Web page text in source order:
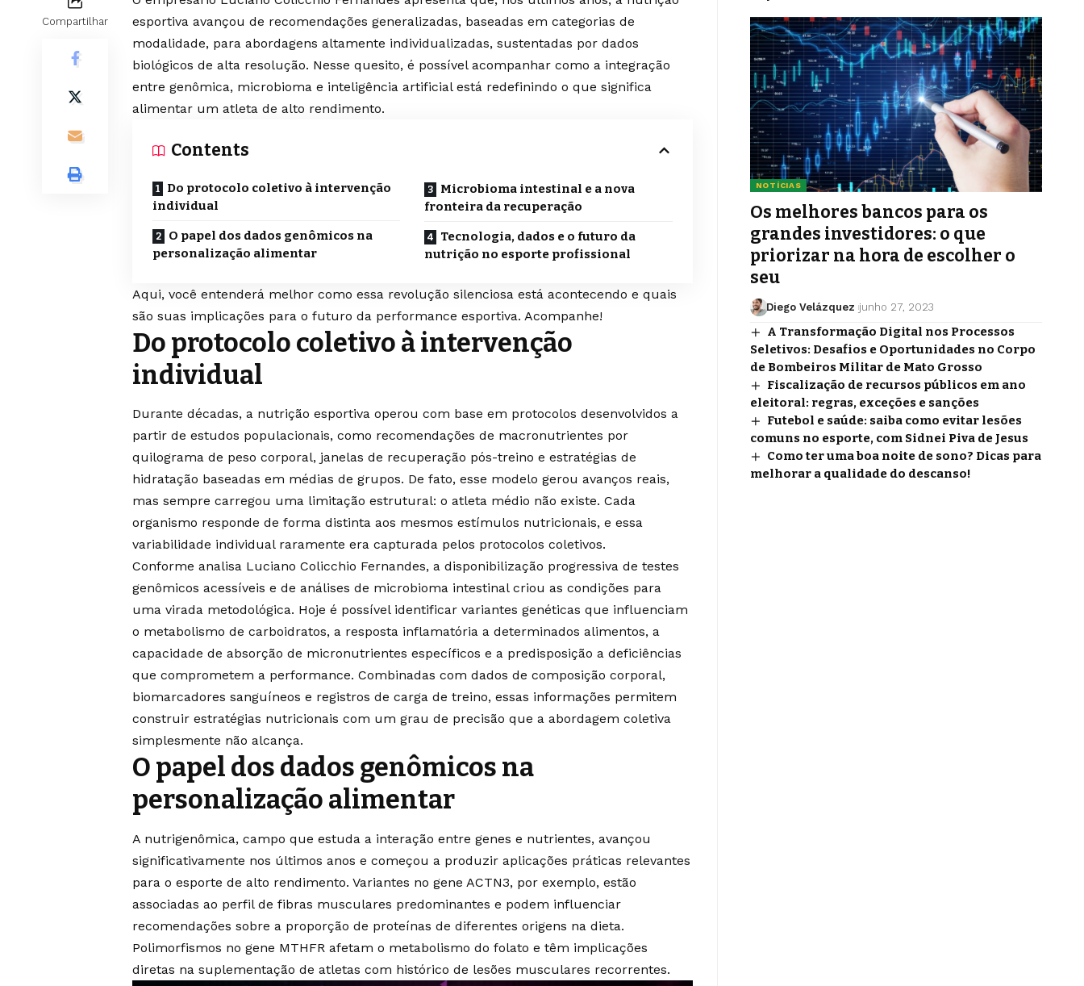
Compartilhar
esportiva avançou de recomendações generalizadas, baseadas em categorias de
modalidade, para abordagens altamente individualizadas, sustentadas por dados
biológicos de alta resolução. Nesse quesito, é possível acompanhar como a integração
entre genômica, microbioma e inteligência artificial está redefinindo o que significa
alimentar um atleta de alto rendimento.
Contents
Do protocolo coletivo à intervenção
individual
O papel dos dados genômicos na
personalização alimentar
Microbioma intestinal e a nova
fronteira da recuperação
Tecnologia, dados e o futuro da
nutrição no esporte profissional
Aqui, você entenderá melhor como essa revolução silenciosa está acontecendo e quais
são suas implicações para o futuro da performance esportiva. Acompanhe!
Do protocolo coletivo à intervenção
individual
Durante décadas, a nutrição esportiva operou com base em protocolos desenvolvidos a
partir de estudos populacionais, como recomendações de macronutrientes por
quilograma de peso corporal, janelas de recuperação pós-treino e estratégias de
hidratação baseadas em médias de grupos. De fato, esse modelo gerou avanços reais,
mas sempre carregou uma limitação estrutural: o atleta médio não existe. Cada
organismo responde de forma distinta aos mesmos estímulos nutricionais, e essa
variabilidade individual raramente era capturada pelos protocolos coletivos.
Conforme analisa Luciano Colicchio Fernandes, a disponibilização progressiva de testes
genômicos acessíveis e de análises de microbioma intestinal criou as condições para
uma virada metodológica. Hoje é possível identificar variantes genéticas que influenciam
o metabolismo de carboidratos, a resposta inflamatória a determinados alimentos, a
capacidade de absorção de micronutrientes específicos e a predisposição a deficiências
que comprometem a performance. Combinadas com dados de composição corporal,
biomarcadores sanguíneos e registros de carga de treino, essas informações permitem
construir estratégias nutricionais com um grau de precisão que a abordagem coletiva
simplesmente não alcança.
O papel dos dados genômicos na
personalização alimentar
A nutrigenômica, campo que estuda a interação entre genes e nutrientes, avançou
significativamente nos últimos anos e começou a produzir aplicações práticas relevantes
para o esporte de alto rendimento. Variantes no gene ACTN3, por exemplo, estão
associadas ao perfil de fibras musculares predominantes e podem influenciar
recomendações sobre a proporção de proteínas de diferentes origens na dieta.
Polimorfismos no gene MTHFR afetam o metabolismo do folato e têm implicações
diretas na suplementação de atletas com histórico de lesões musculares recorrentes.
NOTÍCIAS
Os melhores bancos para os
grandes investidores: o que
priorizar na hora de escolher o
seu
Diego Velázquez junho 27, 2023
A Transformação Digital nos Processos
Seletivos: Desafios e Oportunidades no Corpo
de Bombeiros Militar de Mato Grosso
Fiscalização de recursos públicos em ano
eleitoral: regras, exceções e sanções
Futebol e saúde: saiba como evitar lesões
comuns no esporte, com Sidnei Piva de Jesus
Como ter uma boa noite de sono? Dicas para
melhorar a qualidade do descanso!